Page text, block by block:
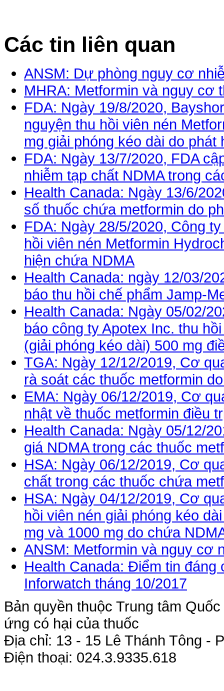
Các tin liên quan
ANSM: Dự phòng nguy cơ
MHRA: Metformin và nguy cơ
FDA: Ngày 19/8/2020,
nguyện thu hồi viên nén
mg giải phóng kéo dài do phát
FDA: Ngày 13/7/2020, FDA
nhiễm tạp chất NDMA trong
Health Canada: Ngày 13/6/
số thuốc chứa metformin do
FDA: Ngày 28/5/2020, Công
hồi viên nén Metformin
hiện chứa NDMA
Health Canada: ngày 12/03/
báo thu hồi chế phẩm Jamp-
Health Canada: Ngày 05/02/
báo công ty Apotex Inc. thu
(giải phóng kéo dài) 500 mg
TGA: Ngày 12/12/2019, Cơ
rà soát các thuốc metformin
EMA: Ngày 06/12/2019, Cơ
nhật về thuốc metformin điều
Health Canada: Ngày 05/12/
giá NDMA trong các thuốc
HSA: Ngày 06/12/2019, Cơ
chất trong các thuốc chứa
HSA: Ngày 04/12/2019, Cơ
hồi viên nén giải phóng kéo
mg và 1000 mg do chứa
ANSM: Metformin và nguy cơ
Health Canada: Điểm tin
Inforwatch tháng 10/2017
Bản quyền thuộc Trung tâm
ứng có hại của thuốc
Địa chỉ: 13 - 15 Lê Thánh Tông -
Điện thoại: 024.3.9335.618